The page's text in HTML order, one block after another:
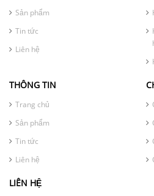
Sản phẩm
Tin tức
Liên hệ
THÔNG TIN
Trang chủ
Sản phẩm
Tin tức
Liên hệ
LIÊN HỆ